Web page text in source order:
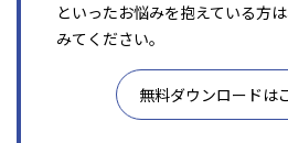
といったお悩みを抱えている方
みてください。
無料ダウンロードは